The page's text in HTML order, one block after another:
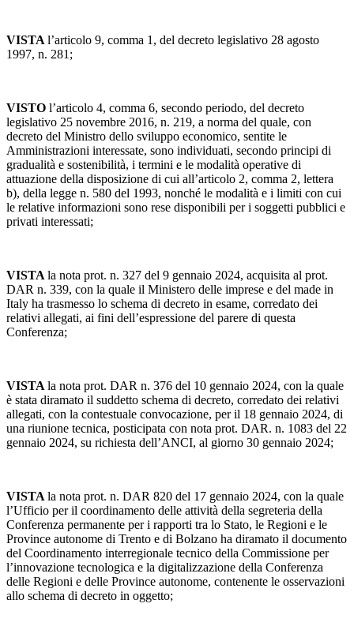
VISTA l’articolo 9, comma 1, del decreto legislativo 28 agosto
1997, n. 281;
VISTO l’articolo 4, comma 6, secondo periodo, del decreto
legislativo 25 novembre 2016, n. 219, a norma del quale, con
decreto del Ministro dello sviluppo economico, sentite le
Amministrazioni interessate, sono individuati, secondo principi di
gradualità e sostenibilità, i termini e le modalità operative di
attuazione della disposizione di cui all’articolo 2, comma 2, lettera
b), della legge n. 580 del 1993, nonché le modalità e i limiti con cui
le relative informazioni sono rese disponibili per i soggetti pubblici e
privati interessati;
VISTA la nota prot. n. 327 del 9 gennaio 2024, acquisita al prot.
DAR n. 339, con la quale il Ministero delle imprese e del made in
Italy ha trasmesso lo schema di decreto in esame, corredato dei
relativi allegati, ai fini dell’espressione del parere di questa
Conferenza;
VISTA la nota prot. DAR n. 376 del 10 gennaio 2024, con la quale
è stata diramato il suddetto schema di decreto, corredato dei relativi
allegati, con la contestuale convocazione, per il 18 gennaio 2024, di
una riunione tecnica, posticipata con nota prot. DAR. n. 1083 del 22
gennaio 2024, su richiesta dell’ANCI, al giorno 30 gennaio 2024;
VISTA la nota prot. n. DAR 820 del 17 gennaio 2024, con la quale
l’Ufficio per il coordinamento delle attività della segreteria della
Conferenza permanente per i rapporti tra lo Stato, le Regioni e le
Province autonome di Trento e di Bolzano ha diramato il documento
del Coordinamento interregionale tecnico della Commissione per
l’innovazione tecnologica e la digitalizzazione della Conferenza
delle Regioni e delle Province autonome, contenente le osservazioni
allo schema di decreto in oggetto;